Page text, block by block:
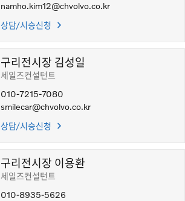
namho.kim12@chvolvo.co.kr
상담/시승신청
구리전시장 김성일
세일즈컨설턴트
010-7215-7080
smilecar@chvolvo.co.kr
상담/시승신청
구리전시장 이용환
세일즈컨설턴트
010-8935-5626